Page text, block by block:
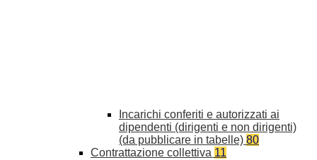
Incarichi conferiti e autorizzati ai
dipendenti (dirigenti e non dirigenti)
(da pubblicare in tabelle) 80
Contrattazione collettiva 11